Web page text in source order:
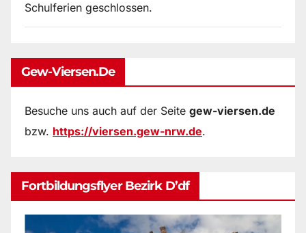
Schulferien geschlossen.
Gew-Viersen.de
Besuche uns auch auf der Seite gew-viersen.de
bzw. https://viersen.gew-nrw.de.
Fortbildungsflyer Bezirk D’df